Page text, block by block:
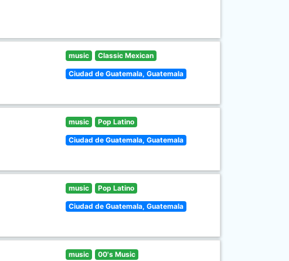
music Classic Mexican
Ciudad de Guatemala, Guatemala
music Pop Latino
Ciudad de Guatemala, Guatemala
music Pop Latino
Ciudad de Guatemala, Guatemala
music 00's Music